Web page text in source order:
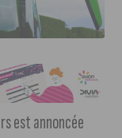
est annoncée